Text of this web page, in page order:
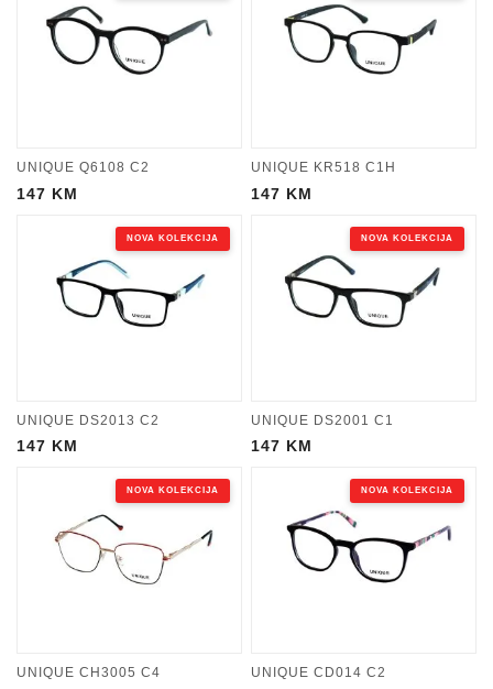
UNIQUE Q6108 C2
147 KM
UNIQUE KR518 C1H
147 KM
NOVA KOLEKCIJA
UNIQUE DS2013 C2
147 KM
NOVA KOLEKCIJA
UNIQUE DS2001 C1
147 KM
NOVA KOLEKCIJA
UNIQUE CH3005 C4
NOVA KOLEKCIJA
UNIQUE CD014 C2